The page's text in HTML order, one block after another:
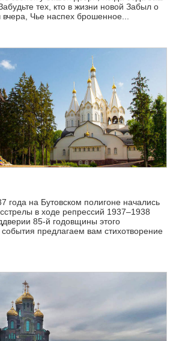
тех, кто в жизни новой Забыл о
Чье наспех брошенное...
года на Бутовском полигоне начались
в ходе репрессий 1937–1938
85-й годовщины этого
события предлагаем вам стихотворение